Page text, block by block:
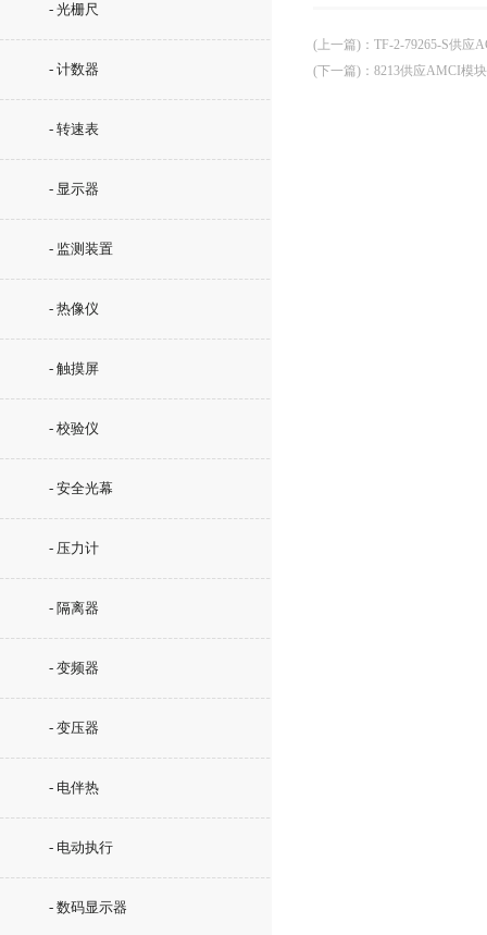
- 光栅尺
- 计数器
- 转速表
- 显示器
- 监测装置
- 热像仪
- 触摸屏
- 校验仪
- 安全光幕
- 压力计
- 隔离器
- 变频器
- 变压器
- 电伴热
- 电动执行
- 数码显示器
(上一篇) ： TF-2-79265-S供应
(下一篇) ： 8213供应AMCI模块